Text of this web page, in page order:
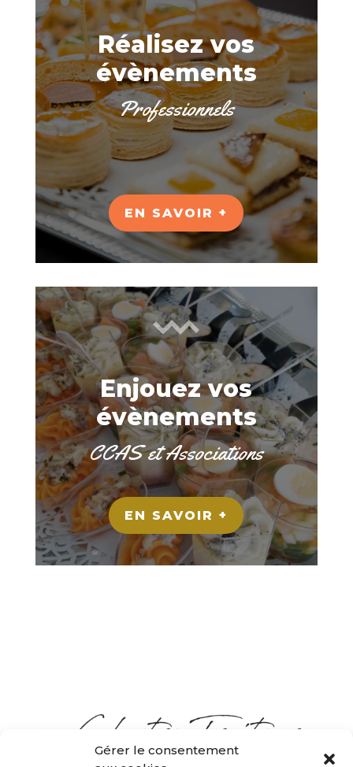
Gérer le consentement
Réalisez vos
évènements
Professionnels
EN SAVOIR +
Enjouez vos
évènements
CCAS et Associations
EN SAVOIR +